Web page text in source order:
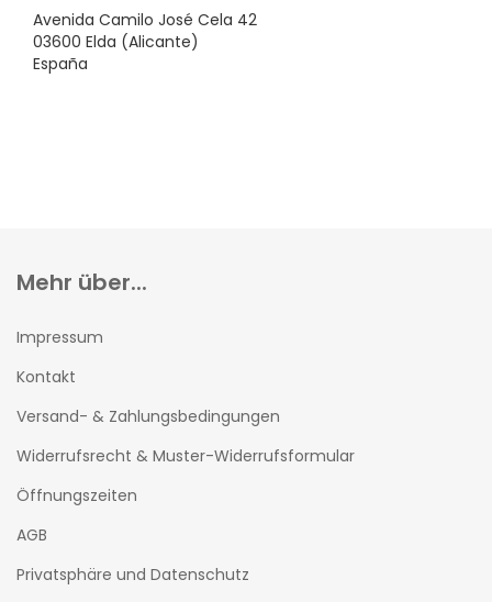
Avenida Camilo José Cela 42
03600 Elda (Alicante)
España
Mehr über...
Impressum
Kontakt
Versand- & Zahlungsbedingungen
Widerrufsrecht & Muster-Widerrufsformular
Öffnungszeiten
AGB
Privatsphäre und Datenschutz